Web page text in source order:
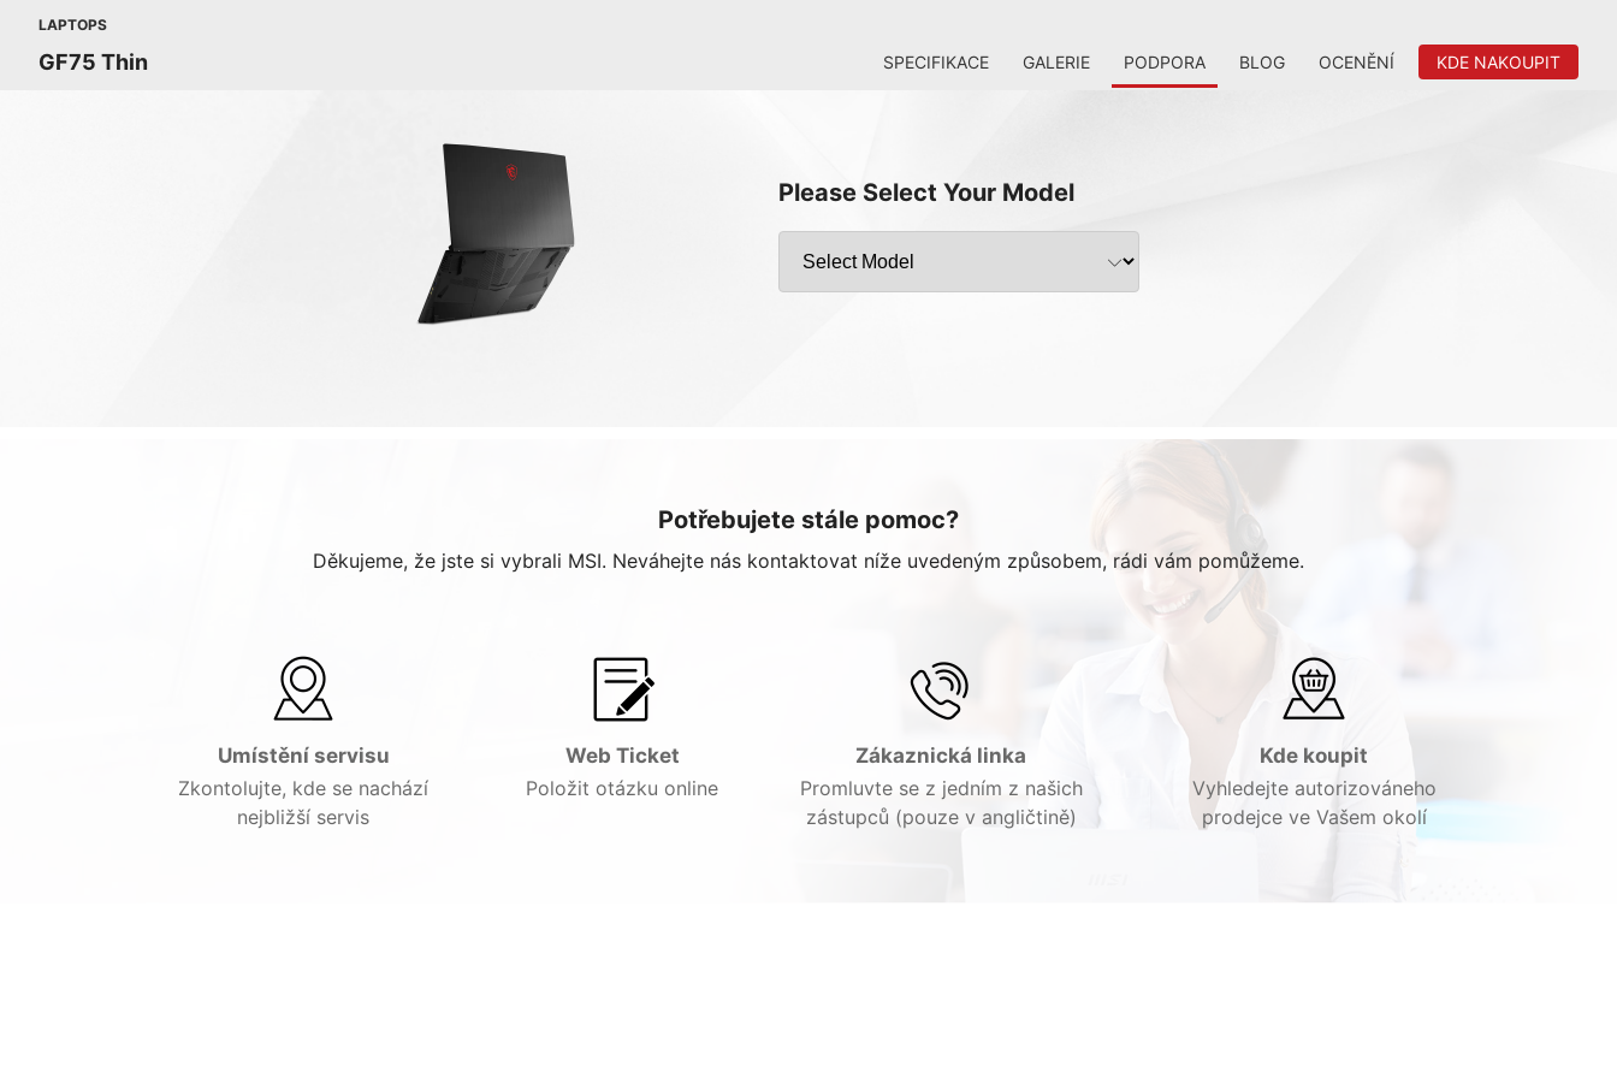
LAPTOPS
GF75 Thin SPECIFIKACE GALERIE PODPORA BLOG OCENĚNÍ KDE NAKOUPIT
Please Select Your Model
Potřebujete stále pomoc?
Děkujeme, že jste si vybrali MSI. Neváhejte nás kontaktovat níže uvedeným způsobem, rádi vám pomůžeme.
Umístění servisu
Zkontolujte, kde se nachází
nejbližší servis
Web Ticket
Položit otázku online
Zákaznická linka
Promluvte se z jedním z našich
zástupců (pouze v angličtině)
Kde koupit
Vyhledejte autorizováneho
prodejce ve Vašem okolí